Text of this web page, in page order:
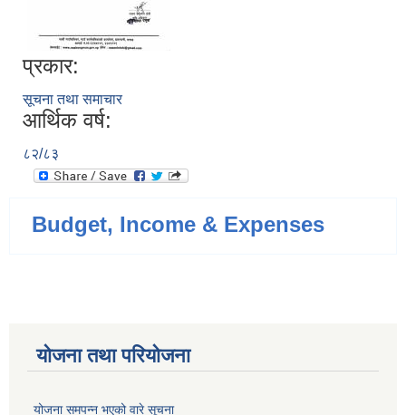
प्रकार:
सूचना तथा समाचार
आर्थिक वर्ष:
८२/८३
Budget, Income & Expenses
योजना तथा परियोजना
योजना समपन्न भएको वारे सूचना